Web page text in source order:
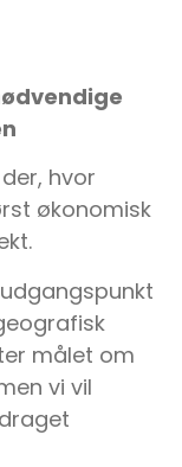
hvor
økonomisk
målet om
vi vil